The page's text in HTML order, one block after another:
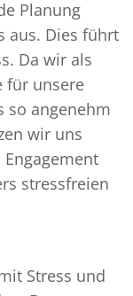
Planung
aus. Dies führt
Da wir als
für unsere
so angenehm
wir uns
stressfreien
Stress und